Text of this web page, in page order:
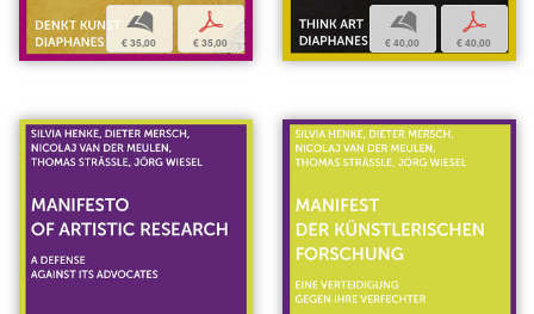
b
€ 35,00
p
€ 35,00
b
€ 40,00
p
€ 40,00